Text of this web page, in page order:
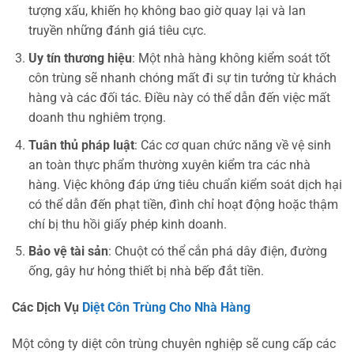
tượng xấu, khiến họ không bao giờ quay lại và lan
truyền những đánh giá tiêu cực.
Uy tín thương hiệu: Một nhà hàng không kiểm soát tốt
côn trùng sẽ nhanh chóng mất đi sự tin tưởng từ khách
hàng và các đối tác. Điều này có thể dẫn đến việc mất
doanh thu nghiêm trọng.
Tuân thủ pháp luật: Các cơ quan chức năng về vệ sinh
an toàn thực phẩm thường xuyên kiểm tra các nhà
hàng. Việc không đáp ứng tiêu chuẩn kiểm soát dịch hại
có thể dẫn đến phạt tiền, đình chỉ hoạt động hoặc thậm
chí bị thu hồi giấy phép kinh doanh.
Bảo vệ tài sản: Chuột có thể cắn phá dây điện, đường
ống, gây hư hỏng thiết bị nhà bếp đắt tiền.
Các Dịch Vụ Diệt Côn Trùng Cho Nhà Hàng
Một công ty diệt côn trùng chuyên nghiệp sẽ cung cấp các